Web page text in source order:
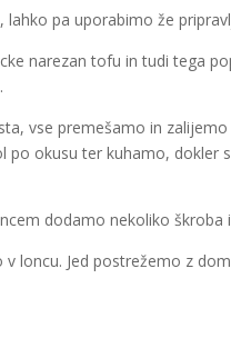
pa uporabimo že
narezan tofu in tudi tega
vse premešamo in
okusu ter kuhamo, dokler
dodamo nekoliko škroba
loncu. Jed postrežemo z